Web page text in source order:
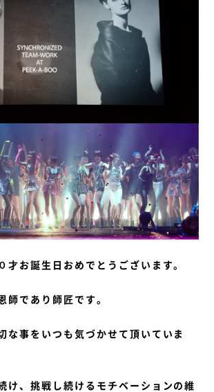
才お誕生日おめでとうございます。
師であり師匠です。
な事をいつも気づかせて頂いていま
け、挑戦し続けるモチベーションの維